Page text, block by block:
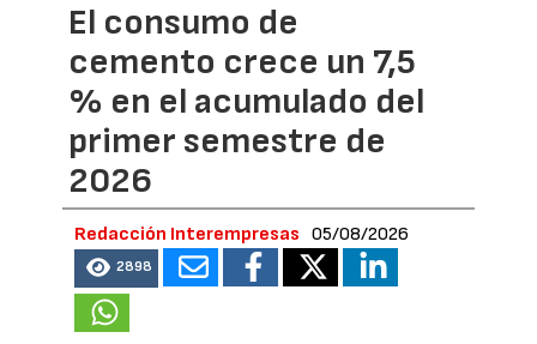
El consumo de
cemento crece un 7,5
% en el acumulado del
primer semestre de
2026
Redacción Interempresas 05/08/2026
2898